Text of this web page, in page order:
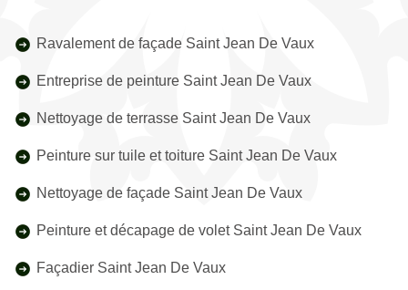
Ravalement de façade Saint Jean De Vaux
Entreprise de peinture Saint Jean De Vaux
Nettoyage de terrasse Saint Jean De Vaux
Peinture sur tuile et toiture Saint Jean De Vaux
Nettoyage de façade Saint Jean De Vaux
Peinture et décapage de volet Saint Jean De Vaux
Façadier Saint Jean De Vaux